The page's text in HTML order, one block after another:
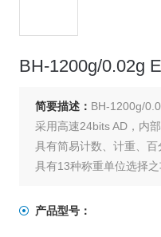
BH-1200g/0.02g
简要描述： BH-1200g/
采用高速24bits AD，内
具有简易计数、计重、百
具有13种称重单位选择之
具有温渡线性自动补偿之
产品型号：